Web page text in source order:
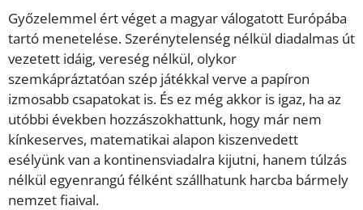
Győzelemmel ért véget a magyar válogatott Európába
tartó menetelése. Szerénytelenség nélkül diadalmas út
vezetett idáig, vereség nélkül, olykor
szemkápráztatóan szép játékkal verve a papíron
izmosabb csapatokat is. És ez még akkor is igaz, ha az
utóbbi években hozzászokhattunk, hogy már nem
kínkeserves, matematikai alapon kiszenvedett
esélyünk van a kontinensviadalra kijutni, hanem túlzás
nélkül egyenrangú félként szállhatunk harcba bármely
nemzet fiaival.